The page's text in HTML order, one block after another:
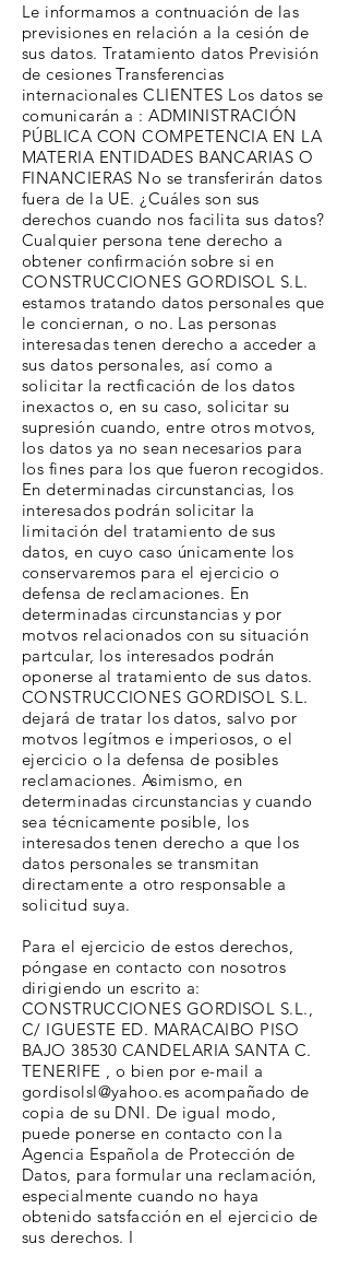
Le informamos a contnuación de las
previsiones en relación a la cesión de
sus datos. Tratamiento datos Previsión
de cesiones Transferencias
internacionales CLIENTES Los datos se
comunicarán a : ADMINISTRACIÓN
PÚBLICA CON COMPETENCIA EN LA
MATERIA ENTIDADES BANCARIAS O
FINANCIERAS No se transferirán datos
fuera de la UE. ¿Cuáles son sus
derechos cuando nos facilita sus datos?
Cualquier persona tene derecho a
obtener confirmación sobre si en
CONSTRUCCIONES GORDISOL S.L.
estamos tratando datos personales que
le conciernan, o no. Las personas
interesadas tenen derecho a acceder a
sus datos personales, así como a
solicitar la rectficación de los datos
inexactos o, en su caso, solicitar su
supresión cuando, entre otros motvos,
los datos ya no sean necesarios para
los fines para los que fueron recogidos.
En determinadas circunstancias, los
interesados podrán solicitar la
limitación del tratamiento de sus
datos, en cuyo caso únicamente los
conservaremos para el ejercicio o
defensa de reclamaciones. En
determinadas circunstancias y por
motvos relacionados con su situación
partcular, los interesados podrán
oponerse al tratamiento de sus datos.
CONSTRUCCIONES GORDISOL S.L.
dejará de tratar los datos, salvo por
motvos legítmos e imperiosos, o el
ejercicio o la defensa de posibles
reclamaciones. Asimismo, en
determinadas circunstancias y cuando
sea técnicamente posible, los
interesados tenen derecho a que los
datos personales se transmitan
directamente a otro responsable a
solicitud suya.
Para el ejercicio de estos derechos,
póngase en contacto con nosotros
dirigiendo un escrito a:
CONSTRUCCIONES GORDISOL S.L.,
C/ IGUESTE ED. MARACAIBO PISO
BAJO 38530 CANDELARIA SANTA C.
TENERIFE , o bien por e-mail a
gordisolsl@yahoo.es acompañado de
copia de su DNI. De igual modo,
puede ponerse en contacto con la
Agencia Española de Protección de
Datos, para formular una reclamación,
especialmente cuando no haya
obtenido satsfacción en el ejercicio de
sus derechos. I